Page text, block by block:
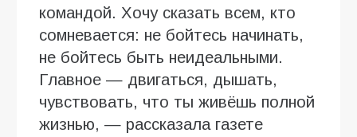
командой. Хочу сказать всем, кто
сомневается: не бойтесь начинать,
не бойтесь быть неидеальными.
Главное — двигаться, дышать,
чувствовать, что ты живёшь полной
жизнью, — рассказала газете